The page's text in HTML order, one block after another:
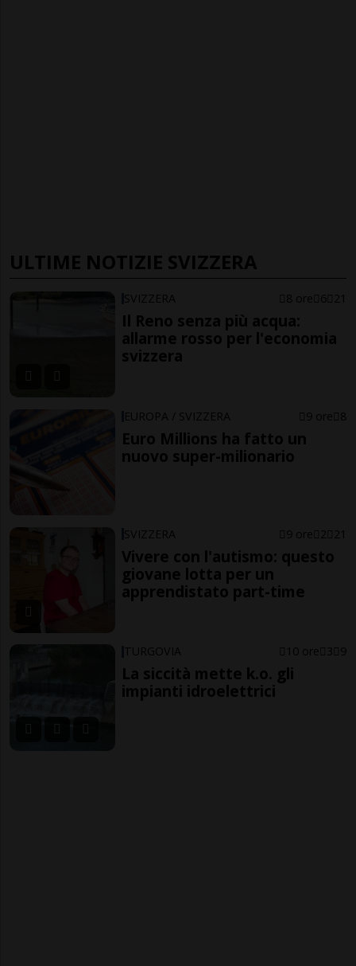
ULTIME NOTIZIE SVIZZERA
SVIZZERA 8 ore 6 21
Il Reno senza più acqua:
allarme rosso per l'economia
svizzera
EUROPA / SVIZZERA 9 ore 8
Euro Millions ha fatto un
nuovo super-milionario
SVIZZERA 9 ore 2 21
Vivere con l'autismo: questo
giovane lotta per un
apprendistato part-time
TURGOVIA 10 ore 3 9
La siccità mette k.o. gli
impianti idroelettrici